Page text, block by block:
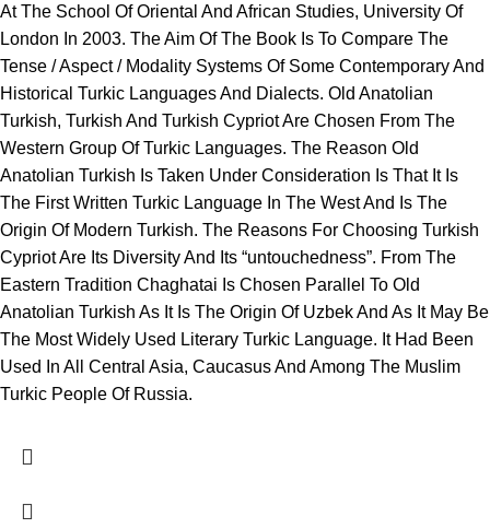
At The School Of Oriental And African Studies, University Of
London In 2003. The Aim Of The Book Is To Compare The
Tense / Aspect / Modality Systems Of Some Contemporary And
Historical Turkic Languages And Dialects. Old Anatolian
Turkish, Turkish And Turkish Cypriot Are Chosen From The
Western Group Of Turkic Languages. The Reason Old
Anatolian Turkish Is Taken Under Consideration Is That It Is
The First Written Turkic Language In The West And Is The
Origin Of Modern Turkish. The Reasons For Choosing Turkish
Cypriot Are Its Diversity And Its “untouchedness”. From The
Eastern Tradition Chaghatai Is Chosen Parallel To Old
Anatolian Turkish As It Is The Origin Of Uzbek And As It May Be
The Most Widely Used Literary Turkic Language. It Had Been
Used In All Central Asia, Caucasus And Among The Muslim
Turkic People Of Russia.